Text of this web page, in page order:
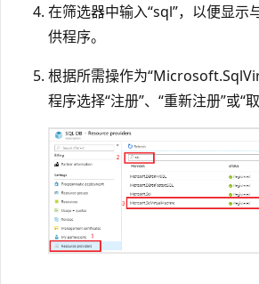
在筛选器中输入“sql”，以便显示
供程序。
根据所需操作为
程序选择“注册”、“重新注册”或“取